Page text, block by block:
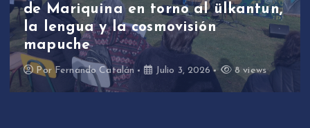
de Mariquina en torno al ülkantun,
la lengua y la cosmovisión
mapuche
Por Fernando Catalán Julio 3, 2026 8 views